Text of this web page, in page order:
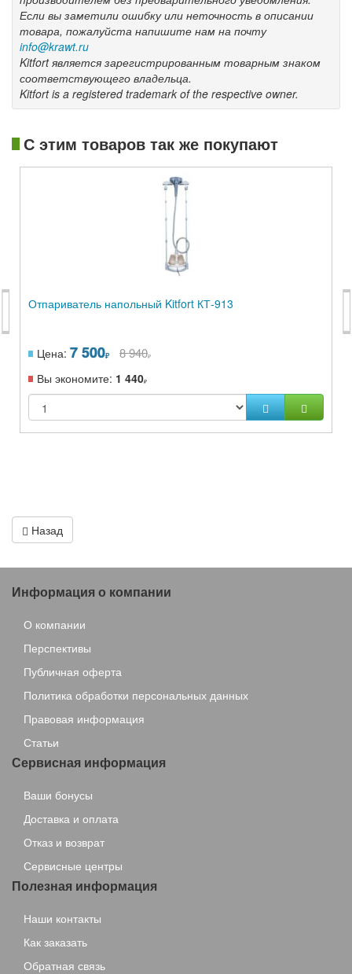
Если вы заметили ошибку или неточность в описании
товара, пожалуйста напишите нам на почту
info@krawt.ru
Kitfort является зарегистрированным товарным знаком
соответствующего владельца.
Kitfort is a registered trademark of the respective owner.
С этим товаров так же покупают
Отпариватель напольный Kitfort КТ-913
Цена: 7 500 8 940
Вы экономите: 1 440
Назад
Информация о компании
О компании
Перспективы
Публичная оферта
Политика обработки персональных данных
Правовая информация
Статьи
Сервисная информация
Ваши бонусы
Доставка и оплата
Отказ и возврат
Сервисные центры
Полезная информация
Наши контакты
Как заказать
Обратная связь